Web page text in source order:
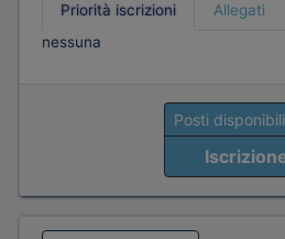
Priorità iscrizioni Allegati
nessuna
Posti